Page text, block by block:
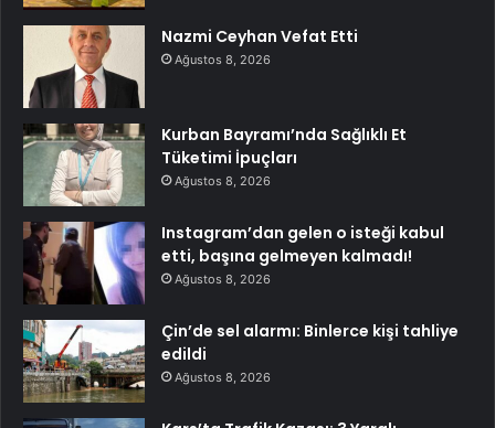
Nazmi Ceyhan Vefat Etti
Ağustos 8, 2026
Kurban Bayramı’nda Sağlıklı Et
Tüketimi İpuçları
Ağustos 8, 2026
Instagram’dan gelen o isteği kabul
etti, başına gelmeyen kalmadı!
Ağustos 8, 2026
Çin’de sel alarmı: Binlerce kişi tahliye
edildi
Ağustos 8, 2026